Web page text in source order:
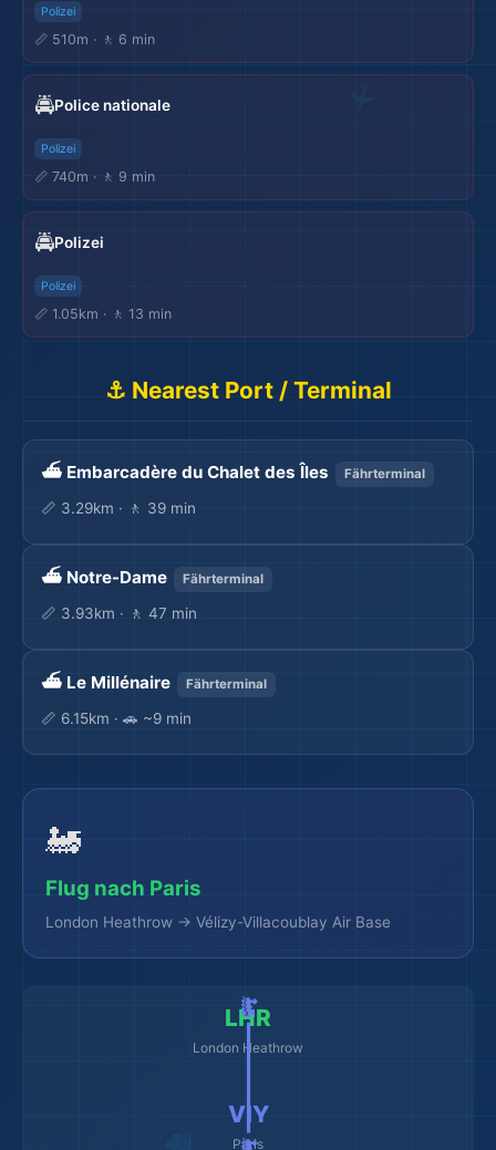
✈️
🌍
Polizei
📏 510m · 🚶 6 min
🚔Police nationale
Polizei
📏 740m · 🚶 9 min
🚔Polizei
Polizei
📏 1.05km · 🚶 13 min
⚓ Nearest Port / Terminal
⛴️ Embarcadère du Chalet des Îles Fährterminal
📏 3.29km · 🚶 39 min
⛴️ Notre-Dame Fährterminal
📏 3.93km · 🚶 47 min
⛴️ Le Millénaire Fährterminal
📏 6.15km · 🚗 ~9 min
🚂
Flug nach Paris
London Heathrow → Vélizy-Villacoublay Air Base
LHR
London Heathrow
🚂 ━━━━━━━━━ 🚂
VIY
Paris